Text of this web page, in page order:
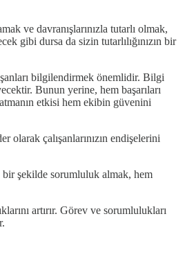
ve davranışlarınızla tutarlı olmak,
gibi dursa da sizin tutarlılığınızın bir
bilgilendirmek önemlidir. Bilgi
Bunun yerine, hem başarıları
etkisi hem ekibin güvenini
çalışanlarınızın endişelerini
bir şekilde sorumluluk almak, hem
artırır. Görev ve sorumlulukları